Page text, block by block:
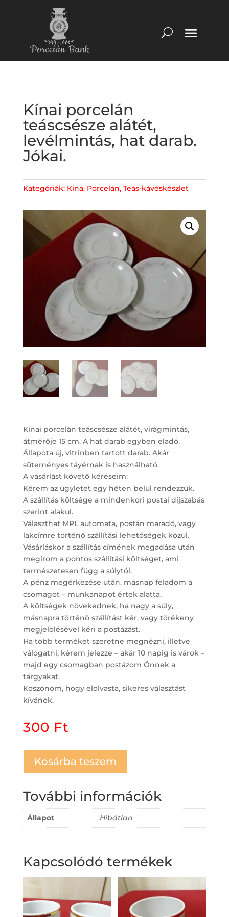
Kínai porcelán
teáscsésze alátét,
levélmintás, hat darab.
Jókai.
Kategóriák: Kina, Porcelán, Teás-kávéskészlet
Kínai porcelán teáscsésze alátét, virágmintás,
átmérője 15 cm. A hat darab egyben eladó.
Állapota új, vitrinben tartott darab. Akár
süteményes táyérnak is használható.
A vásárlást követő kéréseim:
Kérem az ügyletet egy héten belül rendezzük.
A szállítás költsége a mindenkori postai díjszabás
szerint alakul.
Választhat MPL automata, postán maradó, vagy
lakcímre történő szállítási lehetőségek közül.
Vásárláskor a szállítás címének megadása után
megírom a pontos szállítási költséget, ami
természetesen függ a súlytól.
A pénz megérkezése után, másnap feladom a
csomagot – munkanapot értek alatta.
A költségek növekednek, ha nagy a súly,
másnapra történő szállítást kér, vagy törékeny
megjelölésével kéri a postázást.
Ha több terméket szeretne megnézni, illetve
válogatni, kérem jelezze – akár 10 napig is várok –
majd egy csomagban postázom Önnek a
tárgyakat.
Köszönöm, hogy elolvasta, sikeres választást
kívánok.
300 Ft
Kosárba teszem
További információk
Állapot Hibátlan
Kapcsolódó termékek